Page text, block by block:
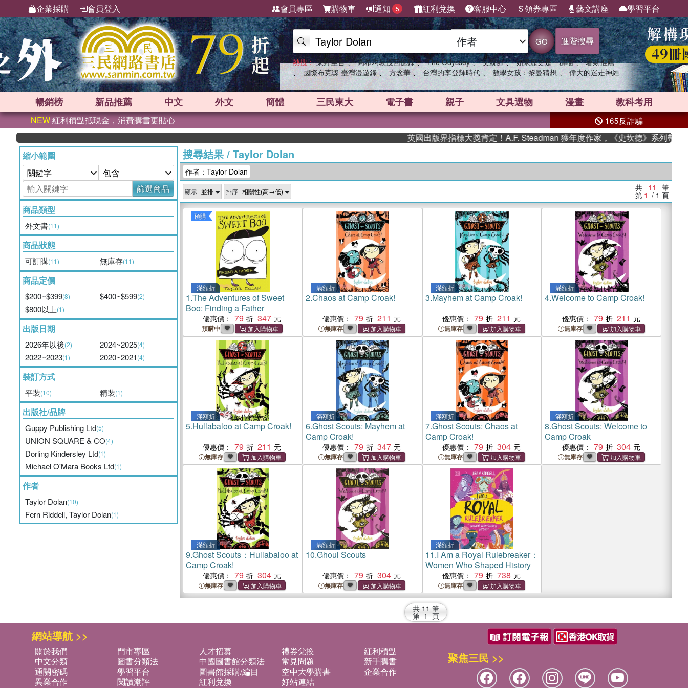
企業採購 會員登入 會員專區 購物車 通知 5 紅利兌換 客服中心 領券專區 藝文講座 學習平台
GO 進階搜尋
熱搜： 東野圭吾 、 高希均教授回憶錄 、 The Odyssey 、 父親節 、 如果歷史是一群喵 、 暑期推薦
、 國際布克獎 臺灣漫遊錄 、 方念華 、 台灣的李登輝時代 、 數學女孩：黎曼猜想 、 偉大的迷走神經
暢銷榜 新品推薦 中文 外文 簡體 三民東大 電子書 親子 文具選物 漫畫 教科考用
NEW紅利積點抵現金，消費購書更貼心 165反詐騙
英國出版界指標大獎肯定！A.F. Steadman 獲年度作家，《史坎德》系列帶你踏上
縮小範圍
篩選商品
商品類型
外文書(11)
商品狀態
可訂購(11) 無庫存(11)
商品定價
$200~$399(8) $400~$599(2)
$800以上(1)
出版日期
2026年以後(2) 2024~2025(4)
2022~2023(1) 2020~2021(4)
裝訂方式
平裝(10) 精裝(1)
出版社/品牌
Guppy Publishing Ltd(5)
UNION SQUARE & CO(4)
Dorling Kindersley Ltd(1)
Michael O'Mara Books Ltd(1)
作者
Taylor Dolan(10)
Fern Riddell, Taylor Dolan(1)
搜尋結果/ Taylor Dolan
作者：Taylor Dolan
顯示 排序 共 11 筆
第 1 / 1 頁
預購
滿額折
1.The Adventures of Sweet
Boo: Finding a Father
優惠價： 79 347
預購中
滿額折
2.Chaos at Camp Croak!
優惠價： 79 211
無庫存
滿額折
3.Mayhem at Camp Croak!
優惠價： 79 211
無庫存
滿額折
4.Welcome to Camp Croak!
優惠價： 79 211
無庫存
滿額折
5.Hullabaloo at Camp Croak!
優惠價： 79 211
無庫存
滿額折
6.Ghost Scouts: Mayhem at
Camp Croak!
優惠價： 79 347
無庫存
滿額折
7.Ghost Scouts: Chaos at
Camp Croak!
優惠價： 79 304
無庫存
滿額折
8.Ghost Scouts: Welcome to
Camp Croak
優惠價： 79 304
無庫存
滿額折
9.Ghost Scouts：Hullabaloo at
Camp Croak!
優惠價： 79 304
無庫存
滿額折
10.Ghoul Scouts
優惠價： 79 304
無庫存
滿額折
11.I Am a Royal Rulebreaker：
Women Who Shaped History
優惠價： 79 738
無庫存
共 11 筆
第 1 頁
網站導航 >>
關於我們 門市專區 人才招募 禮券兌換
紅利積點
中文分類
圖書分類法 中國圖書館分類法 常見問題
新手購書
通關密碼
學習平台 圖書館採購/編目 空中大學購書
企業合作
異業合作
閱讀潮評 紅利兌換 好站連結
聚焦三民 >>